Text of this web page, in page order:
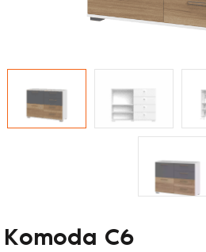
Komoda C6